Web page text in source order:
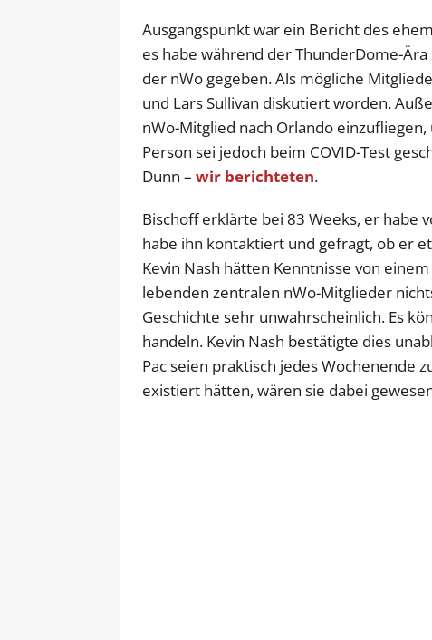
Ausgangspunkt war ein Bericht des
es habe während der ThunderDome-
der nWo gegeben. Als mögliche
und Lars Sullivan diskutiert worden.
nWo-Mitglied nach Orlando
Person sei jedoch beim COVID-Test
Dunn – wir berichteten.
Bischoff erklärte bei 83 Weeks, er habe
habe ihn kontaktiert und gefragt, ob er
Kevin Nash hätten Kenntnisse von
lebenden zentralen nWo-Mitglieder
Geschichte sehr unwahrscheinlich. Es
handeln. Kevin Nash bestätigte dies
Pac seien praktisch jedes Wochenende
existiert hätten, wären sie dabei